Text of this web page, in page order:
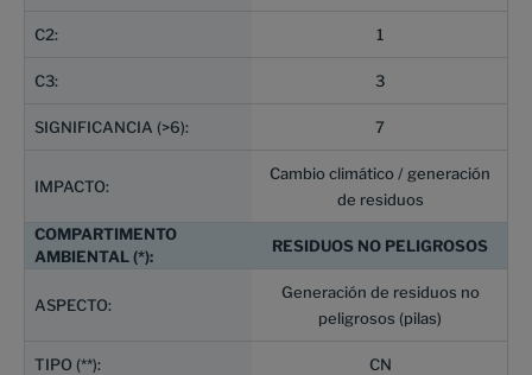
1
3
7
Cambio climático / generación
de residuos
RESIDUOS NO PELIGROSOS
Generación de residuos no
peligrosos (pilas)
CN